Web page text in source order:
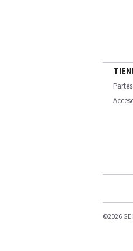
Partes
©2026